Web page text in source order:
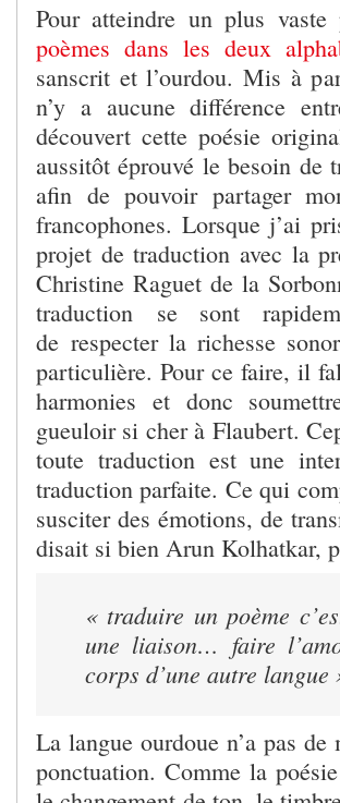
Pour atteindre un plus
poèmes dans les deux
sanscrit et l’ourdou. Mis à
n’y a aucune différence
découvert cette poésie
aussitôt éprouvé le besoin de
afin de pouvoir partager
francophones. Lorsque j’ai
projet de traduction avec la
Christine Raguet de la
traduction se sont
de respecter la richesse
particulière. Pour ce faire, il
harmonies et donc
gueuloir si cher à Flaubert.
toute traduction est une
traduction parfaite. Ce qui
susciter des émotions, de
disait si bien Arun Kolhatkar,
« traduire un poème
une liaison… faire
corps d’une autre langue
La langue ourdoue n’a pas de
ponctuation. Comme la